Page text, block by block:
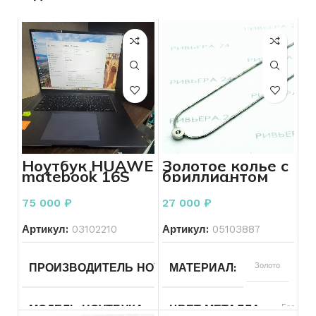
Ноутбук HUAWE
matebook 16S
CREF-X Intel
Core i9-12900H,
2.5 ГГц
75 000 ₽
Артикул: 03102210
ПРОИЗВОДИТЕЛЬ НОУТБУКА HUAWEI
МОДЕЛЬ НОУТБУКА
MateBook
Золотое колье с
бриллиантом
585 пробы 3.18
грамма
27 000 ₽
Артикул: 05103887
МАТЕРИАЛ Золото
ЦВЕТ МЕТАЛЛА Белый